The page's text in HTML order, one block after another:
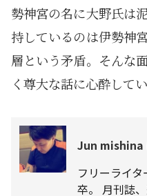
勢神宮の名に大野氏は
持しているのは伊勢神
層という矛盾。そんな
く尊大な話に心酔して
Jun mishina
フリーライ
卒。 月刊誌